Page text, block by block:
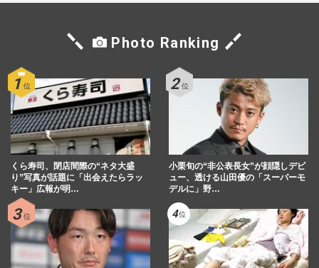
Photo Ranking
くら寿司、閉店間際の“ネタ大盛
り”写真が話題に「出会えたらラッ
キー」広報が明…
小栗旬の“非公表長女”が顔隠しデビ
ュー、透ける山田優の「スーパーモ
デルに」野…